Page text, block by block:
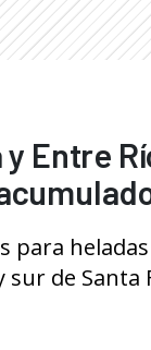
y Entre
para
sur de Santa